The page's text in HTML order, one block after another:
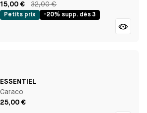
15,00 €
32,00 €
Petits prix -20% supp. dès 3
ESSENTIEL
Caraco
25,00 €